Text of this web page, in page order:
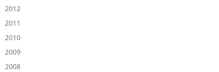
2012
2011
2010
2009
2008